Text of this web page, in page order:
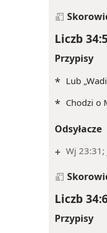
Liczb 34:5
Przypisy
* Lub
* Chodzi o
Odsyłacze
+ Wj 23:31;
Liczb
Przypisy